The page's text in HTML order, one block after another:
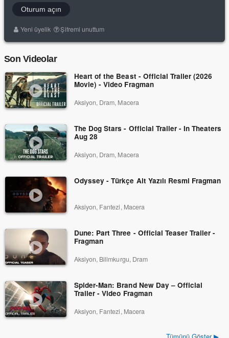
Oturum açın
Yeni üyelik Şifremi unuttum
Son Videolar
Heart of the Beast - Official Trailer (2026
Movie) - Video Fragman
Aksiyon, Dram, Macera
The Dog Stars - Official Trailer - In Theaters
Aug 28
Aksiyon, Dram, Macera
Odyssey - Türkçe Alt Yazılı Resmi Fragman
Aksiyon, Fantezi, Macera
Dune: Part Three - Official Teaser Trailer -
Fragman
Aksiyon, Bilimkurgu, Dram
Spider-Man: Brand New Day – Official
Trailer - Video Fragman
Aksiyon, Fantezi, Macera